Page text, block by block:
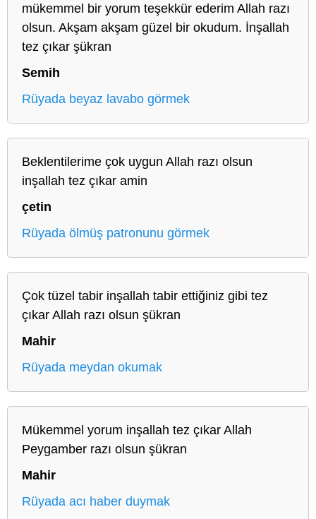
mükemmel bir yorum teşekkür ederim Allah razı
olsun. Akşam akşam güzel bir okudum. İnşallah
tez çıkar şükran
Semih
Rüyada beyaz lavabo görmek
Beklentilerime çok uygun Allah razı olsun
inşallah tez çıkar amin
çetin
Rüyada ölmüş patronunu görmek
Çok tüzel tabir inşallah tabir ettiğiniz gibi tez
çıkar Allah razı olsun şükran
Mahir
Rüyada meydan okumak
Mükemmel yorum inşallah tez çıkar Allah
Peygamber razı olsun şükran
Mahir
Rüyada acı haber duymak